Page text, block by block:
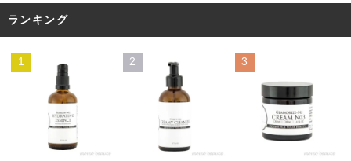
ランキング
1 2 3